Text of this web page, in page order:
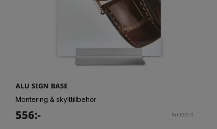
ALU SIGN BASE
Montering & skylttillbehör
556:- Art.1001-2